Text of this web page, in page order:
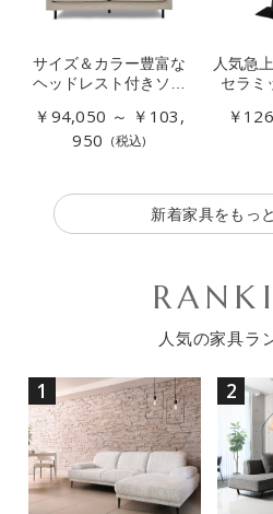
サイズ＆カラー豊富な
ヘッドレスト付きソフ
￥94,050 ～ ￥103,
950 (税込)
人気急
セラミ
￥
新着家具をもっ
人気の家具ラ
1 2